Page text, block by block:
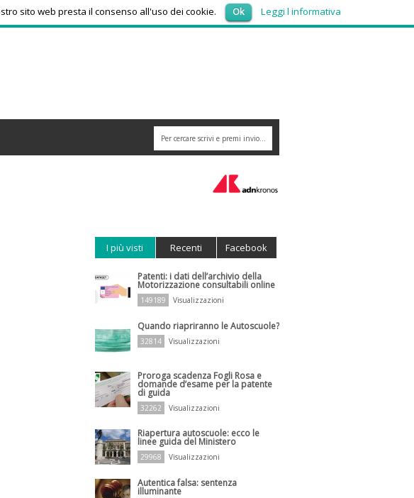
venerdì 7, Agosto 2026
in aumento uso psicofarmaci, consumi triplicati dal 2016
I più visti Recenti Facebook
Patenti: i dati dell’archivio della
Motorizzazione consultabili online
149189 Visualizzazioni
Quando riapriranno le Autoscuole?
32814 Visualizzazioni
Proroga scadenza Fogli Rosa e
domande d’esame per la patente
di guida
32262 Visualizzazioni
Riapertura autoscuole: ecco le
linee guida del Ministero
29968 Visualizzazioni
Autentica falsa: sentenza
illuminante
sito web presta il consenso all'uso dei cookie. Ok Leggi l informativa